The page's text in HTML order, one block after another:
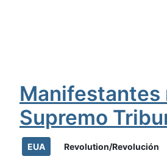
Manifestantes
Supremo
EUA Revolution/Revolución